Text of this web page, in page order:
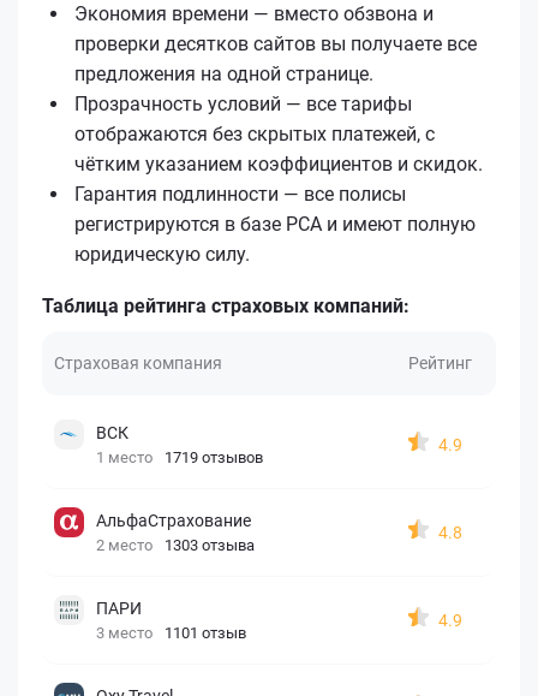
Экономия времени — вместо обзвона и
проверки десятков сайтов вы получаете все
предложения на одной странице.
Прозрачность условий — все тарифы
отображаются без скрытых платежей, с
чётким указанием коэффициентов и скидок.
Гарантия подлинности — все полисы
регистрируются в базе РСА и имеют полную
юридическую силу.
Таблица рейтинга страховых компаний:
Страховая компания Рейтинг
ВСК
1 место 1719 отзывов
4.9
АльфаСтрахование
2 место 1303 отзыва
4.8
ПАРИ
3 место 1101 отзыв
4.9